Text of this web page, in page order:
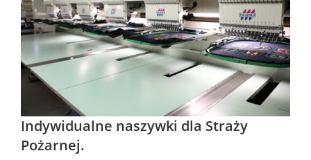
Indywidualne naszywki dla Straży
Pożarnej.